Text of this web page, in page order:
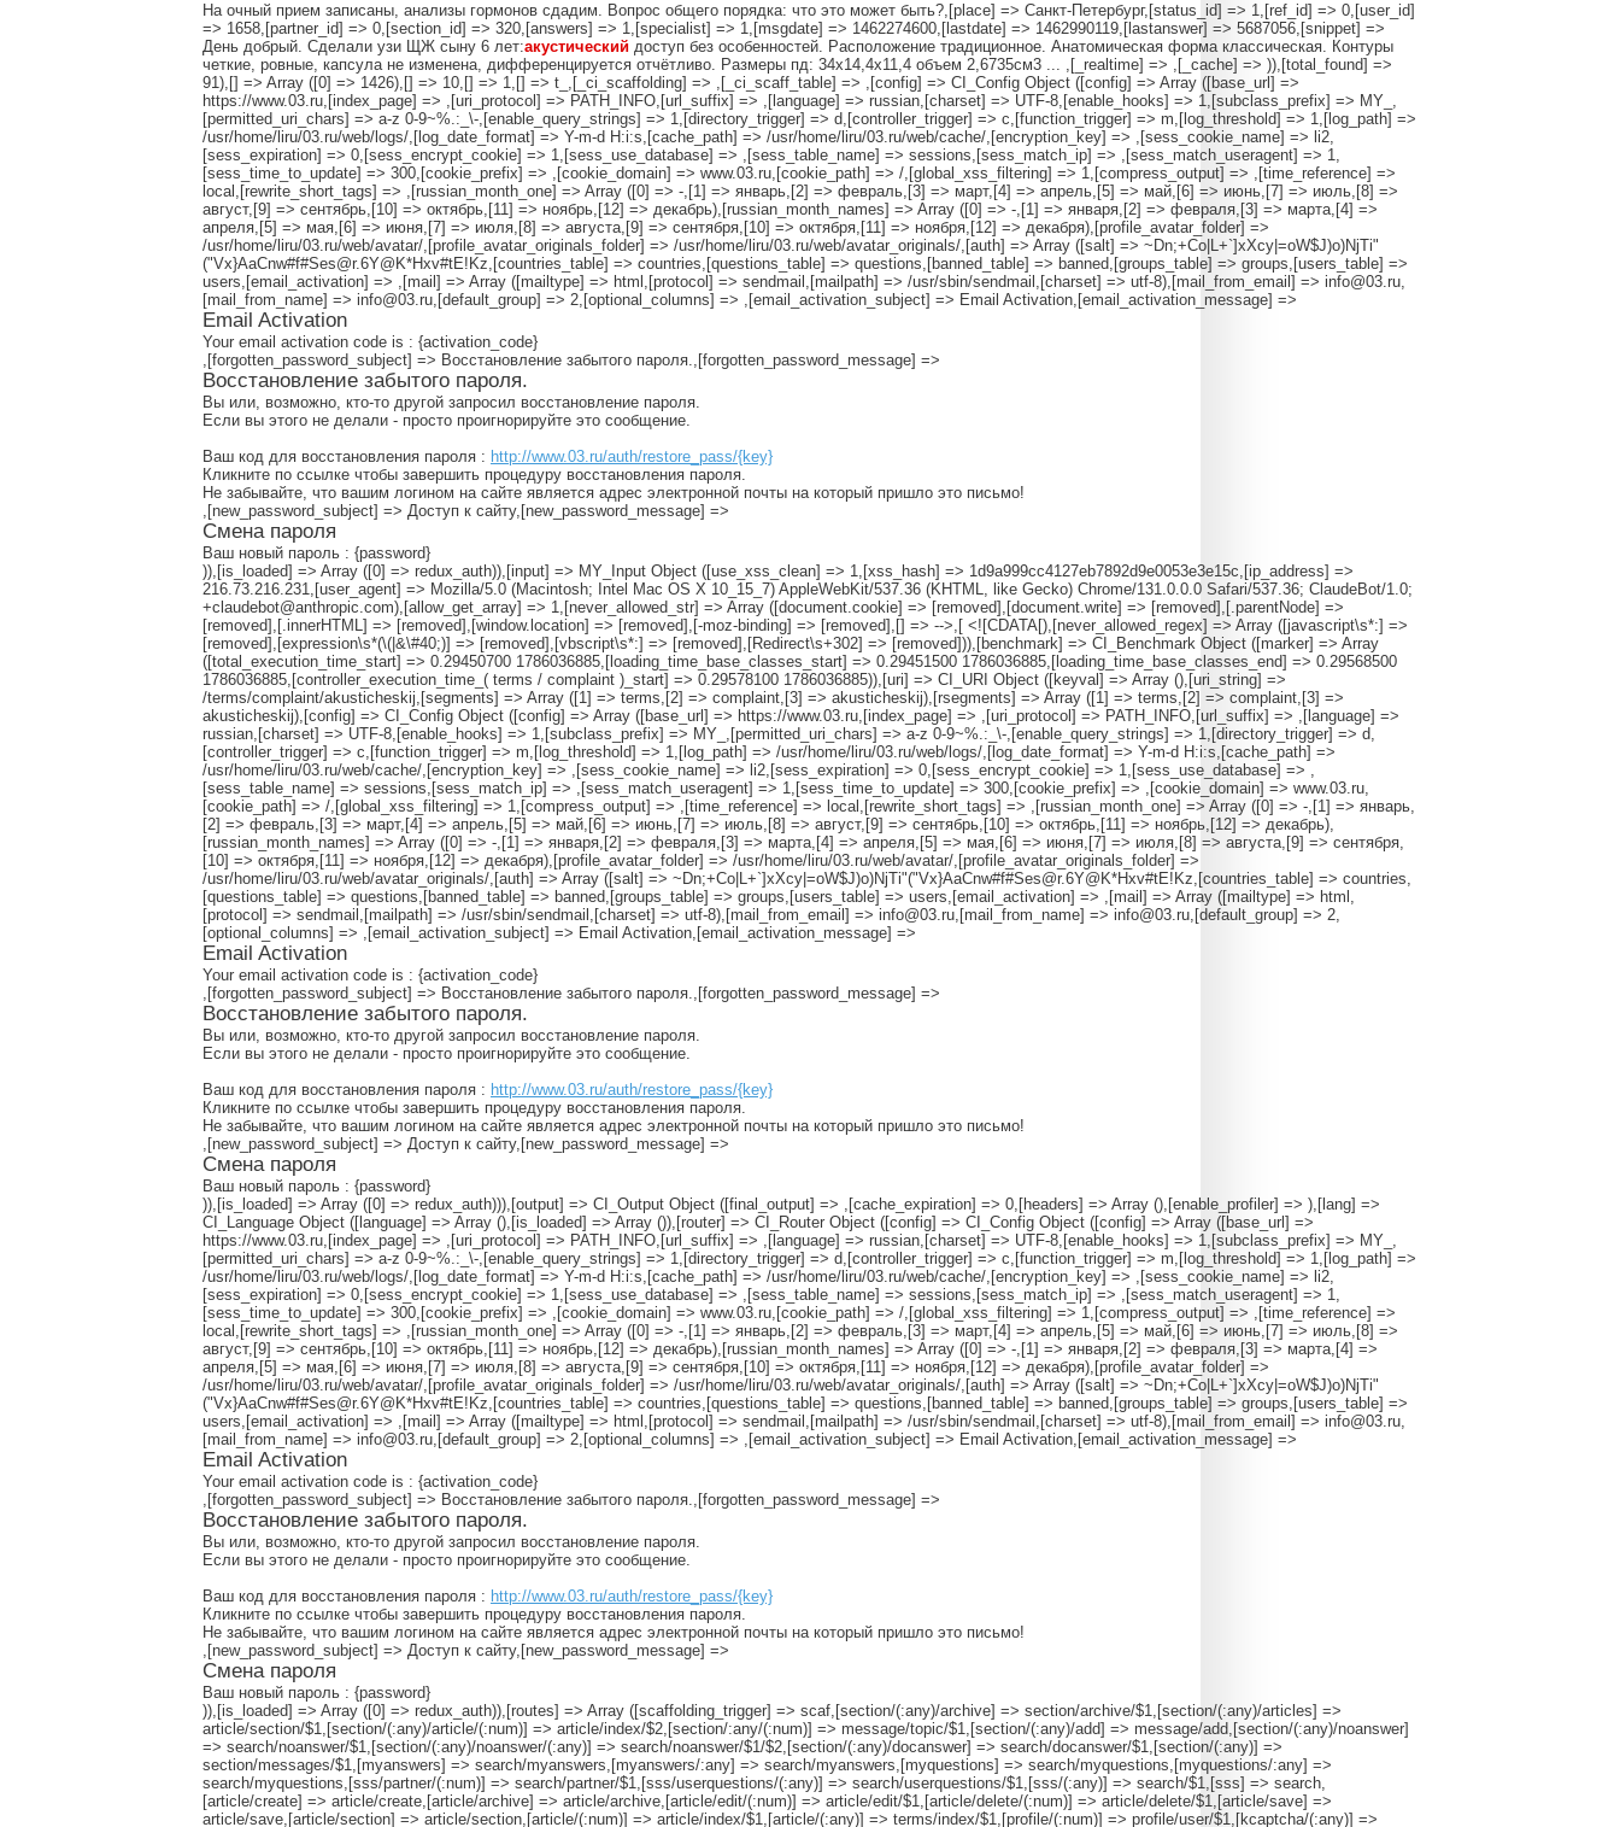
На очный прием записаны, анализы гормонов сдадим. Вопрос общего порядка: что это может быть?,[place] => Санкт-Петербург,[status_id] => 1,[ref_id] => 0,[user_id]
=> 1658,[partner_id] => 0,[section_id] => 320,[answers] => 1,[specialist] => 1,[msgdate] => 1462274600,[lastdate] => 1462990119,[lastanswer] => 5687056,[snippet] =>
День добрый. Сделали узи ЩЖ сыну 6 лет:акустический доступ без особенностей. Расположение традиционное. Анатомическая форма классическая. Контуры
четкие, ровные, капсула не изменена, дифференцируется отчётливо. Размеры пд: 34х14,4х11,4 объем 2,6735см3 ... ,[_realtime] => ,[_cache] => )),[total_found] =>
91),[] => Array ([0] => 1426),[] => 10,[] => 1,[] => t_,[_ci_scaffolding] => ,[_ci_scaff_table] => ,[config] => CI_Config Object ([config] => Array ([base_url] =>
https://www.03.ru,[index_page] => ,[uri_protocol] => PATH_INFO,[url_suffix] => ,[language] => russian,[charset] => UTF-8,[enable_hooks] => 1,[subclass_prefix] => MY_,
[permitted_uri_chars] => a-z 0-9~%.:_\-,[enable_query_strings] => 1,[directory_trigger] => d,[controller_trigger] => c,[function_trigger] => m,[log_threshold] => 1,[log_path] =>
/usr/home/liru/03.ru/web/logs/,[log_date_format] => Y-m-d H:i:s,[cache_path] => /usr/home/liru/03.ru/web/cache/,[encryption_key] => ,[sess_cookie_name] => li2,
[sess_expiration] => 0,[sess_encrypt_cookie] => 1,[sess_use_database] => ,[sess_table_name] => sessions,[sess_match_ip] => ,[sess_match_useragent] => 1,
[sess_time_to_update] => 300,[cookie_prefix] => ,[cookie_domain] => www.03.ru,[cookie_path] => /,[global_xss_filtering] => 1,[compress_output] => ,[time_reference] =>
local,[rewrite_short_tags] => ,[russian_month_one] => Array ([0] => -,[1] => январь,[2] => февраль,[3] => март,[4] => апрель,[5] => май,[6] => июнь,[7] => июль,[8] =>
август,[9] => сентябрь,[10] => октябрь,[11] => ноябрь,[12] => декабрь),[russian_month_names] => Array ([0] => -,[1] => января,[2] => февраля,[3] => марта,[4] =>
апреля,[5] => мая,[6] => июня,[7] => июля,[8] => августа,[9] => сентября,[10] => октября,[11] => ноября,[12] => декабря),[profile_avatar_folder] =>
/usr/home/liru/03.ru/web/avatar/,[profile_avatar_originals_folder] => /usr/home/liru/03.ru/web/avatar_originals/,[auth] => Array ([salt] => ~Dn;+Co|L+`]xXcy|=oW$J)o)NjTi"
("Vx}AaCnw#f#Ses@r.6Y@K*Hxv#tE!Kz,[countries_table] => countries,[questions_table] => questions,[banned_table] => banned,[groups_table] => groups,[users_table] =>
users,[email_activation] => ,[mail] => Array ([mailtype] => html,[protocol] => sendmail,[mailpath] => /usr/sbin/sendmail,[charset] => utf-8),[mail_from_email] => info@03.ru,
[mail_from_name] => info@03.ru,[default_group] => 2,[optional_columns] => ,[email_activation_subject] => Email Activation,[email_activation_message] =>
Email Activation
Your email activation code is : {activation_code}
,[forgotten_password_subject] => Восстановление забытого пароля.,[forgotten_password_message] =>
Восстановление забытого пароля.
Вы или, возможно, кто-то другой запросил восстановление пароля.
Если вы этого не делали - просто проигнорируйте это сообщение.
Ваш код для восстановления пароля : http://www.03.ru/auth/restore_pass/{key}
Кликните по ссылке чтобы завершить процедуру восстановления пароля.
Не забывайте, что вашим логином на сайте является адрес электронной почты на который пришло это письмо!
,[new_password_subject] => Доступ к сайту,[new_password_message] =>
Смена пароля
Ваш новый пароль : {password}
)),[is_loaded] => Array ([0] => redux_auth)),[input] => MY_Input Object ([use_xss_clean] => 1,[xss_hash] => 1d9a999cc4127eb7892d9e0053e3e15c,[ip_address] =>
216.73.216.231,[user_agent] => Mozilla/5.0 (Macintosh; Intel Mac OS X 10_15_7) AppleWebKit/537.36 (KHTML, like Gecko) Chrome/131.0.0.0 Safari/537.36; ClaudeBot/1.0;
+claudebot@anthropic.com),[allow_get_array] => 1,[never_allowed_str] => Array ([document.cookie] => [removed],[document.write] => [removed],[.parentNode] =>
[removed],[.innerHTML] => [removed],[window.location] => [removed],[-moz-binding] => [removed],[] => -->,[ <![CDATA[),[never_allowed_regex] => Array ([javascript\s*:] =>
[removed],[expression\s*(\(|&\#40;)] => [removed],[vbscript\s*:] => [removed],[Redirect\s+302] => [removed])),[benchmark] => CI_Benchmark Object ([marker] => Array
([total_execution_time_start] => 0.29450700 1786036885,[loading_time_base_classes_start] => 0.29451500 1786036885,[loading_time_base_classes_end] => 0.29568500
1786036885,[controller_execution_time_( terms / complaint )_start] => 0.29578100 1786036885)),[uri] => CI_URI Object ([keyval] => Array (),[uri_string] =>
/terms/complaint/akusticheskij,[segments] => Array ([1] => terms,[2] => complaint,[3] => akusticheskij),[rsegments] => Array ([1] => terms,[2] => complaint,[3] =>
akusticheskij),[config] => CI_Config Object ([config] => Array ([base_url] => https://www.03.ru,[index_page] => ,[uri_protocol] => PATH_INFO,[url_suffix] => ,[language] =>
russian,[charset] => UTF-8,[enable_hooks] => 1,[subclass_prefix] => MY_,[permitted_uri_chars] => a-z 0-9~%.:_\-,[enable_query_strings] => 1,[directory_trigger] => d,
[controller_trigger] => c,[function_trigger] => m,[log_threshold] => 1,[log_path] => /usr/home/liru/03.ru/web/logs/,[log_date_format] => Y-m-d H:i:s,[cache_path] =>
/usr/home/liru/03.ru/web/cache/,[encryption_key] => ,[sess_cookie_name] => li2,[sess_expiration] => 0,[sess_encrypt_cookie] => 1,[sess_use_database] => ,
[sess_table_name] => sessions,[sess_match_ip] => ,[sess_match_useragent] => 1,[sess_time_to_update] => 300,[cookie_prefix] => ,[cookie_domain] => www.03.ru,
[cookie_path] => /,[global_xss_filtering] => 1,[compress_output] => ,[time_reference] => local,[rewrite_short_tags] => ,[russian_month_one] => Array ([0] => -,[1] => январь,
[2] => февраль,[3] => март,[4] => апрель,[5] => май,[6] => июнь,[7] => июль,[8] => август,[9] => сентябрь,[10] => октябрь,[11] => ноябрь,[12] => декабрь),
[russian_month_names] => Array ([0] => -,[1] => января,[2] => февраля,[3] => марта,[4] => апреля,[5] => мая,[6] => июня,[7] => июля,[8] => августа,[9] => сентября,
[10] => октября,[11] => ноября,[12] => декабря),[profile_avatar_folder] => /usr/home/liru/03.ru/web/avatar/,[profile_avatar_originals_folder] =>
/usr/home/liru/03.ru/web/avatar_originals/,[auth] => Array ([salt] => ~Dn;+Co|L+`]xXcy|=oW$J)o)NjTi"("Vx}AaCnw#f#Ses@r.6Y@K*Hxv#tE!Kz,[countries_table] => countries,
[questions_table] => questions,[banned_table] => banned,[groups_table] => groups,[users_table] => users,[email_activation] => ,[mail] => Array ([mailtype] => html,
[protocol] => sendmail,[mailpath] => /usr/sbin/sendmail,[charset] => utf-8),[mail_from_email] => info@03.ru,[mail_from_name] => info@03.ru,[default_group] => 2,
[optional_columns] => ,[email_activation_subject] => Email Activation,[email_activation_message] =>
Email Activation
Your email activation code is : {activation_code}
,[forgotten_password_subject] => Восстановление забытого пароля.,[forgotten_password_message] =>
Восстановление забытого пароля.
Вы или, возможно, кто-то другой запросил восстановление пароля.
Если вы этого не делали - просто проигнорируйте это сообщение.
Ваш код для восстановления пароля : http://www.03.ru/auth/restore_pass/{key}
Кликните по ссылке чтобы завершить процедуру восстановления пароля.
Не забывайте, что вашим логином на сайте является адрес электронной почты на который пришло это письмо!
,[new_password_subject] => Доступ к сайту,[new_password_message] =>
Смена пароля
Ваш новый пароль : {password}
)),[is_loaded] => Array ([0] => redux_auth))),[output] => CI_Output Object ([final_output] => ,[cache_expiration] => 0,[headers] => Array (),[enable_profiler] => ),[lang] =>
CI_Language Object ([language] => Array (),[is_loaded] => Array ()),[router] => CI_Router Object ([config] => CI_Config Object ([config] => Array ([base_url] =>
https://www.03.ru,[index_page] => ,[uri_protocol] => PATH_INFO,[url_suffix] => ,[language] => russian,[charset] => UTF-8,[enable_hooks] => 1,[subclass_prefix] => MY_,
[permitted_uri_chars] => a-z 0-9~%.:_\-,[enable_query_strings] => 1,[directory_trigger] => d,[controller_trigger] => c,[function_trigger] => m,[log_threshold] => 1,[log_path] =>
/usr/home/liru/03.ru/web/logs/,[log_date_format] => Y-m-d H:i:s,[cache_path] => /usr/home/liru/03.ru/web/cache/,[encryption_key] => ,[sess_cookie_name] => li2,
[sess_expiration] => 0,[sess_encrypt_cookie] => 1,[sess_use_database] => ,[sess_table_name] => sessions,[sess_match_ip] => ,[sess_match_useragent] => 1,
[sess_time_to_update] => 300,[cookie_prefix] => ,[cookie_domain] => www.03.ru,[cookie_path] => /,[global_xss_filtering] => 1,[compress_output] => ,[time_reference] =>
local,[rewrite_short_tags] => ,[russian_month_one] => Array ([0] => -,[1] => январь,[2] => февраль,[3] => март,[4] => апрель,[5] => май,[6] => июнь,[7] => июль,[8] =>
август,[9] => сентябрь,[10] => октябрь,[11] => ноябрь,[12] => декабрь),[russian_month_names] => Array ([0] => -,[1] => января,[2] => февраля,[3] => марта,[4] =>
апреля,[5] => мая,[6] => июня,[7] => июля,[8] => августа,[9] => сентября,[10] => октября,[11] => ноября,[12] => декабря),[profile_avatar_folder] =>
/usr/home/liru/03.ru/web/avatar/,[profile_avatar_originals_folder] => /usr/home/liru/03.ru/web/avatar_originals/,[auth] => Array ([salt] => ~Dn;+Co|L+`]xXcy|=oW$J)o)NjTi"
("Vx}AaCnw#f#Ses@r.6Y@K*Hxv#tE!Kz,[countries_table] => countries,[questions_table] => questions,[banned_table] => banned,[groups_table] => groups,[users_table] =>
users,[email_activation] => ,[mail] => Array ([mailtype] => html,[protocol] => sendmail,[mailpath] => /usr/sbin/sendmail,[charset] => utf-8),[mail_from_email] => info@03.ru,
[mail_from_name] => info@03.ru,[default_group] => 2,[optional_columns] => ,[email_activation_subject] => Email Activation,[email_activation_message] =>
Email Activation
Your email activation code is : {activation_code}
,[forgotten_password_subject] => Восстановление забытого пароля.,[forgotten_password_message] =>
Восстановление забытого пароля.
Вы или, возможно, кто-то другой запросил восстановление пароля.
Если вы этого не делали - просто проигнорируйте это сообщение.
Ваш код для восстановления пароля : http://www.03.ru/auth/restore_pass/{key}
Кликните по ссылке чтобы завершить процедуру восстановления пароля.
Не забывайте, что вашим логином на сайте является адрес электронной почты на который пришло это письмо!
,[new_password_subject] => Доступ к сайту,[new_password_message] =>
Смена пароля
Ваш новый пароль : {password}
)),[is_loaded] => Array ([0] => redux_auth)),[routes] => Array ([scaffolding_trigger] => scaf,[section/(:any)/archive] => section/archive/$1,[section/(:any)/articles] =>
article/section/$1,[section/(:any)/article/(:num)] => article/index/$2,[section/:any/(:num)] => message/topic/$1,[section/(:any)/add] => message/add,[section/(:any)/noanswer]
=> search/noanswer/$1,[section/(:any)/noanswer/(:any)] => search/noanswer/$1/$2,[section/(:any)/docanswer] => search/docanswer/$1,[section/(:any)] =>
section/messages/$1,[myanswers] => search/myanswers,[myanswers/:any] => search/myanswers,[myquestions] => search/myquestions,[myquestions/:any] =>
search/myquestions,[sss/partner/(:num)] => search/partner/$1,[sss/userquestions/(:any)] => search/userquestions/$1,[sss/(:any)] => search/$1,[sss] => search,
[article/create] => article/create,[article/archive] => article/archive,[article/edit/(:num)] => article/edit/$1,[article/delete/(:num)] => article/delete/$1,[article/save] =>
article/save,[article/section] => article/section,[article/(:num)] => article/index/$1,[article/(:any)] => terms/index/$1,[profile/(:num)] => profile/user/$1,[kcaptcha/(:any)] =>